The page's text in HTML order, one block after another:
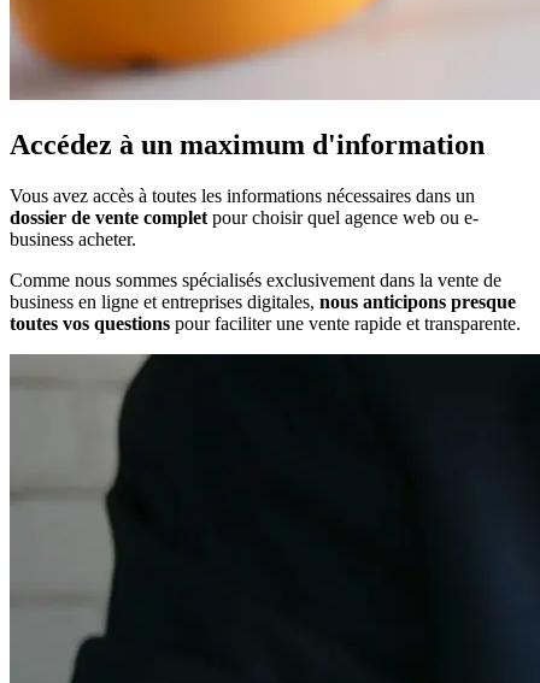
Accédez à un maximum d'information
Vous avez accès à toutes les informations nécessaires dans un
dossier de vente complet pour choisir quel agence web ou e-
business acheter.
Comme nous sommes spécialisés exclusivement dans la vente de
business en ligne et entreprises digitales, nous anticipons presque
toutes vos questions pour faciliter une vente rapide et transparente.